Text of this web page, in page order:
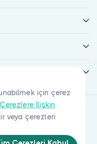
için çerez
Çerezlere İlişkin
veya çerezleri